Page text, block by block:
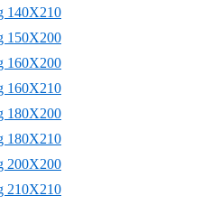
140X210
150X200
160X200
160X210
180X200
180X210
200X200
210X210